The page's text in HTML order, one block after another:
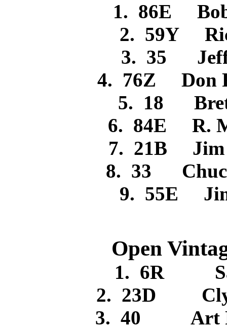
1. 86E
2. 59Y
3. 35
4. 76Z Don
5. 18
6. 84E R.
7. 21B
8. 33
9. 55E
Open
1. 6R
2. 23D
3. 40 Art